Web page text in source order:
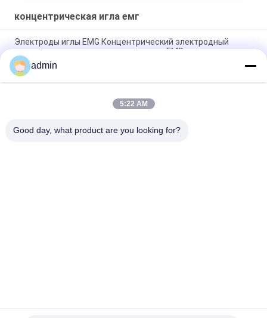
концентрическая игла емг
Электроды иглы EMG Концентрический электродный
стиль для записи и анализа сигналов EMG
Иглы Repusi EMG устранимые концентрические более
острые с 6 цветами
Электрод иглы EMG аксессуаров машины EMG устранимый
admin
5:22 AM
Good day, what product are you looking for?